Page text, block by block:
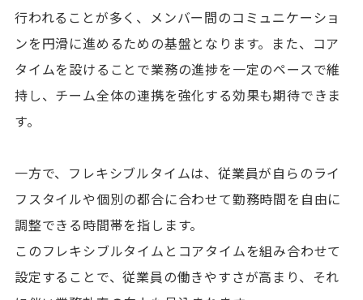
行われることが多く、メンバー間のコミュニケーショ
ンを円滑に進めるための基盤となります。また、コア
タイムを設けることで業務の進捗を一定のペースで維
持し、チーム全体の連携を強化する効果も期待できま
す。
一方で、フレキシブルタイムは、従業員が自らのライ
フスタイルや個別の都合に合わせて勤務時間を自由に
調整できる時間帯を指します。
このフレキシブルタイムとコアタイムを組み合わせて
設定することで、従業員の働きやすさが高まり、それ